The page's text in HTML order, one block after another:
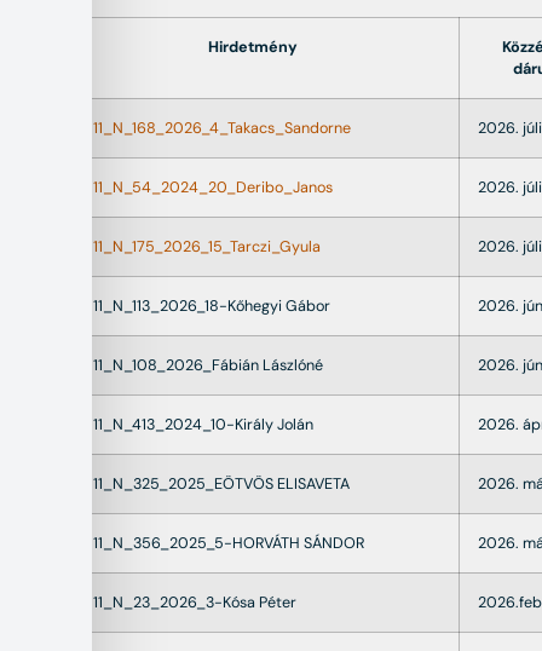
Hirdetmény
22011_N_168_2026_4_Takacs_Sandorne 2026.
22011_N_54_2024_20_Deribo_Janos 2026.
22011_N_175_2026_15_Tarczi_Gyula 2026.
22011_N_113_2026_18-Kőhegyi Gábor 2026.
22011_N_108_2026_Fábián Lászlóné 2026.
22011_N_413_2024_10-Király Jolán 2026.
22011_N_325_2025_EÖTVÖS ELISAVETA 2026.
22011_N_356_2025_5-HORVÁTH SÁNDOR 2026.
22011_N_23_2026_3-Kósa Péter